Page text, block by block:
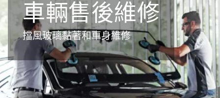
車輛售後維修
擋風玻璃黏著和車身維修